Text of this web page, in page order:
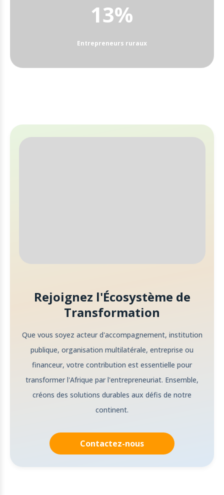
31%
Entrepreneurs ruraux
Rejoignez l'Écosystème de
Transformation
Que vous soyez acteur d'accompagnement, institution
publique, organisation multilatérale, entreprise ou
financeur, votre contribution est essentielle pour
transformer l'Afrique par l'entrepreneuriat. Ensemble,
créons des solutions durables aux défis de notre
continent.
Contactez-nous